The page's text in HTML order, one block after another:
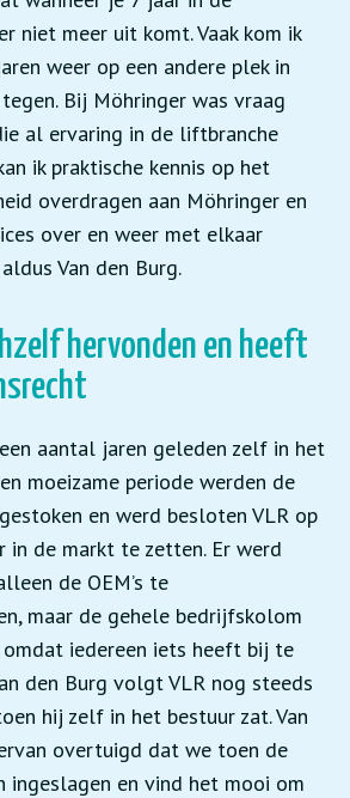
niet meer uit komt. Vaak kom ik
weer op een andere plek in
Bij Möhringer was vraag
al ervaring in de liftbranche
ik praktische kennis op het
overdragen aan Möhringer en
over en weer met elkaar
Van den Burg.
hervonden en heeft
aantal jaren geleden zelf in het
moeizame periode werden de
en werd besloten VLR op
in de markt te zetten. Er werd
de OEM’s te
maar de gehele bedrijfskolom
iedereen iets heeft bij te
den Burg volgt VLR nog steeds
hij zelf in het bestuur zat. Van
overtuigd dat we toen de
ingeslagen en vind het mooi om